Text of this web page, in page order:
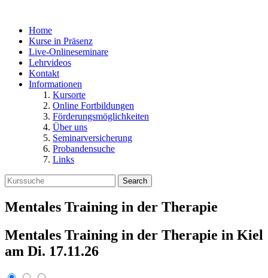
Home
Kurse in Präsenz
Live-Onlineseminare
Lehrvideos
Kontakt
Informationen
Kursorte
Online Fortbildungen
Förderungsmöglichkeiten
Über uns
Seminarversicherung
Probandensuche
Links
Search
Mentales Training in der Therapie
Mentales Training in der Therapie in Kiel
am Di. 17.11.26